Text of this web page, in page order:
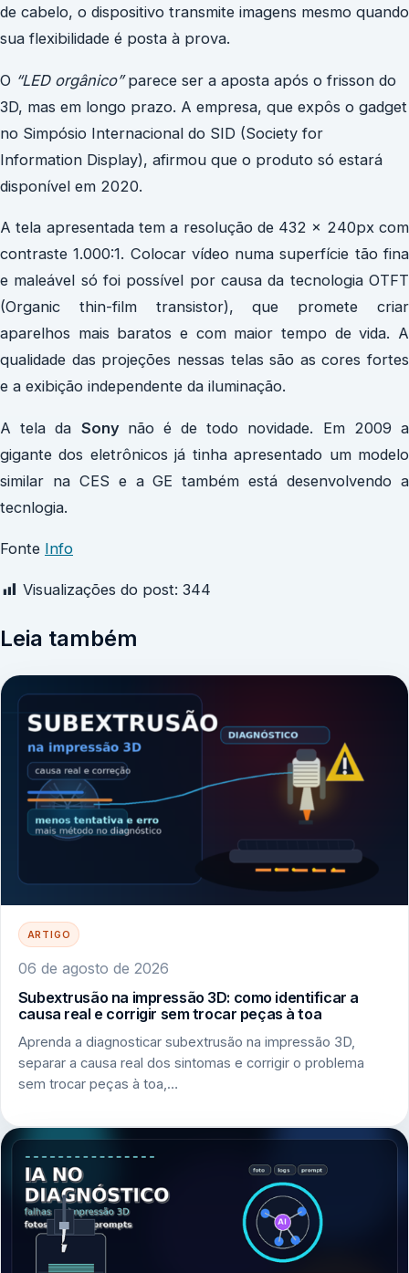
de cabelo, o dispositivo transmite imagens mesmo quando
sua flexibilidade é posta à prova.
O “LED orgânico”parece ser a aposta após o frisson do
3D, mas em longo prazo. A empresa, que expôs o gadget
no Simpósio Internacional do SID (Society for
Information Display), afirmou que o produto só estará
disponível em 2020.
A tela apresentada tem a resolução de 432 x 240px com
contraste 1.000:1. Colocar vídeo numa superfície tão fina
e maleável só foi possível por causa da tecnologia OTFT
(Organic thin-film transistor), que promete criar
aparelhos mais baratos e com maior tempo de vida. A
qualidade das projeções nessas telas são as cores fortes
e a exibição independente da iluminação.
A tela da Sony não é de todo novidade. Em 2009 a
gigante dos eletrônicos já tinha apresentado um modelo
similar na CES e a GE também está desenvolvendo a
tecnlogia.
Fonte Info
Visualizações do post: 344
Leia também
ARTIGO
06 de agosto de 2026
Subextrusão na impressão 3D: como identificar a
causa real e corrigir sem trocar peças à toa
Aprenda a diagnosticar subextrusão na impressão 3D,
separar a causa real dos sintomas e corrigir o problema
sem trocar peças à toa,…